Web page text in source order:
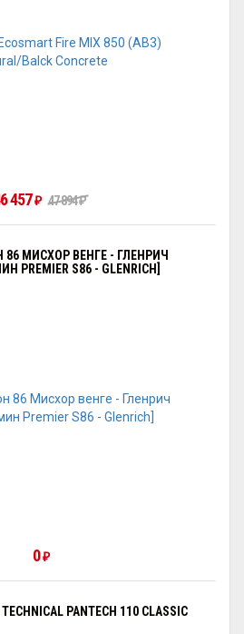
457 ₽ 47 894₽
МИСХОР ВЕНГЕ - ГЛЕНРИЧ
PREMIER S86 - GLENRICH]
0 ₽
PANTECH 110 CLASSIC